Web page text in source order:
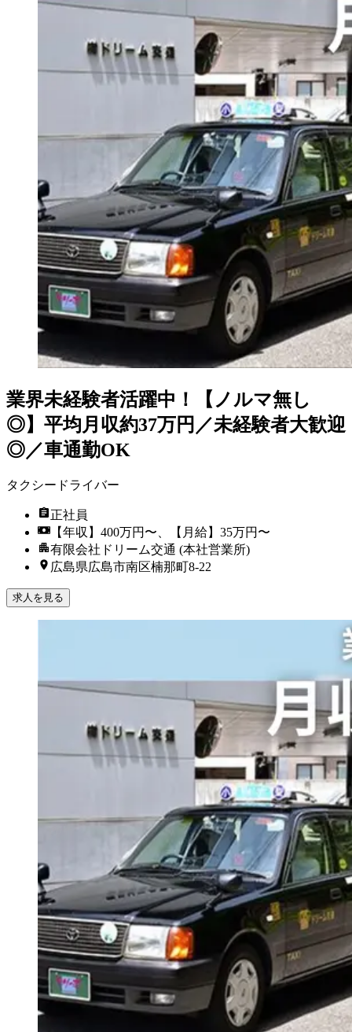
業界未経験者活躍中！【ノルマ無し
◎】平均月収約37万円／未経験者大歓迎
◎／車通勤OK
タクシードライバー
正社員
【年収】400万円〜、【月給】35万円〜
有限会社ドリーム交通 (本社営業所)
広島県広島市南区楠那町8-22
求人を見る